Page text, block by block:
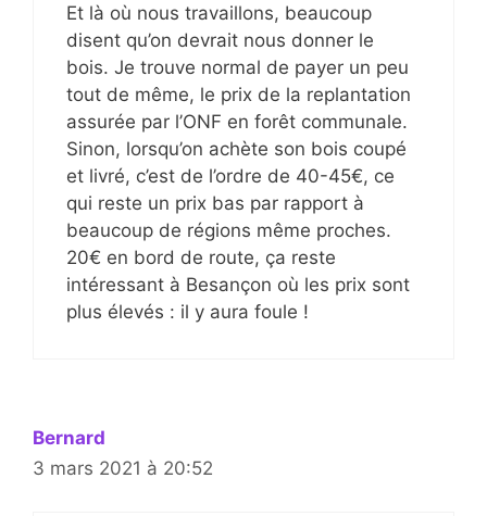
Et là où nous travaillons, beaucoup
disent qu’on devrait nous donner le
bois. Je trouve normal de payer un peu
tout de même, le prix de la replantation
assurée par l’ONF en forêt communale.
Sinon, lorsqu’on achète son bois coupé
et livré, c’est de l’ordre de 40-45€, ce
qui reste un prix bas par rapport à
beaucoup de régions même proches.
20€ en bord de route, ça reste
intéressant à Besançon où les prix sont
plus élevés : il y aura foule !
Bernard
3 mars 2021 à 20:52